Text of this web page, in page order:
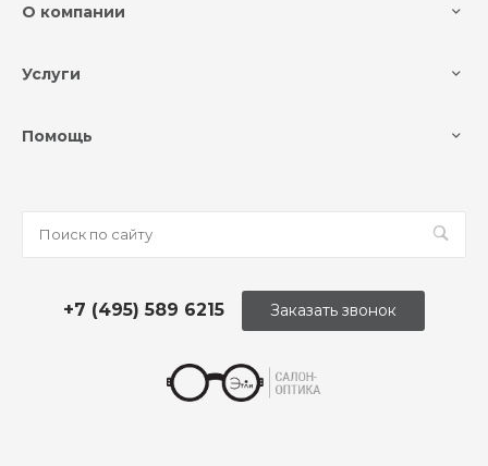
О компании
Услуги
Помощь
+7 (495) 589 6215 Заказать звонок